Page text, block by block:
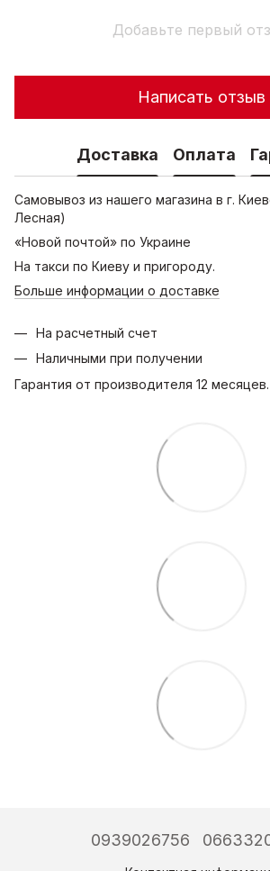
Добавьте первый
Написать отзыв
Доставка Оплата
Самовывоз из нашего магазина в г.
Лесная)
«Новой почтой» по Украине
На такси по Киеву и пригороду.
Больше информации о доставке
На расчетный счет
Наличными при получении
Гарантия от производителя 12 месяцев.
0939026756